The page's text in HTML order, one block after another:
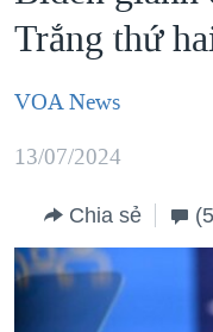
nội
chính
điều
hướng
chính
Đi
BIỂN ĐÔNG
THẾ GIỚI
DIỄN ĐÀN
MỤC
TỰ DO BÁO CHÍ
VẠCH TRẦN TIN GIẢ
CHUYÊN ĐỀ
CHIẾN TRANH
HỌC TIẾNG ANH
Trắng thứ
VOA News
13/07/2024
Chia sẻ